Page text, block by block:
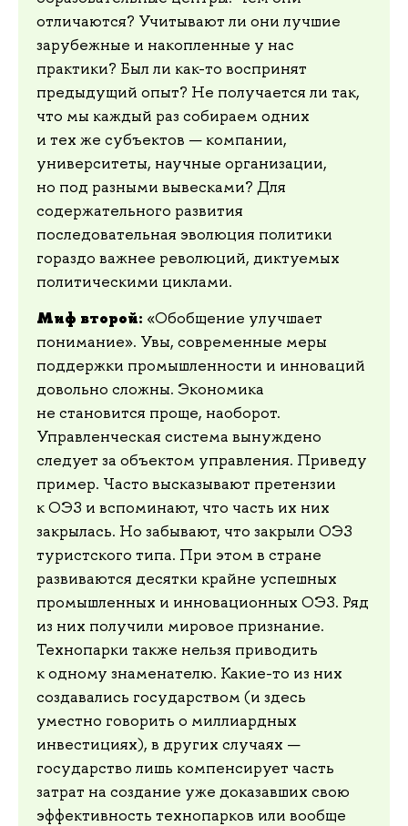
отличаются? Учитывают ли они лучшие
зарубежные и накопленные у нас
практики? Был ли как-то воспринят
предыдущий опыт? Не получается ли так,
что мы каждый раз собираем одних
и тех же субъектов — компании,
университеты, научные организации,
но под разными вывесками? Для
содержательного развития
последовательная эволюция политики
гораздо важнее революций, диктуемых
политическими циклами.
Миф второй: «Обобщение улучшает
понимание». Увы, современные меры
поддержки промышленности и инноваций
довольно сложны. Экономика
не становится проще, наоборот.
Управленческая система вынуждено
следует за объектом управления. Приведу
пример. Часто высказывают претензии
к ОЭЗ и вспоминают, что часть их них
закрылась. Но забывают, что закрыли ОЭЗ
туристского типа. При этом в стране
развиваются десятки крайне успешных
промышленных и инновационных ОЭЗ. Ряд
из них получили мировое признание.
Технопарки также нельзя приводить
к одному знаменателю. Какие-то из них
создавались государством (и здесь
уместно говорить о миллиардных
инвестициях), в других случаях —
государство лишь компенсирует часть
затрат на создание уже доказавших свою
эффективность технопарков или вообще